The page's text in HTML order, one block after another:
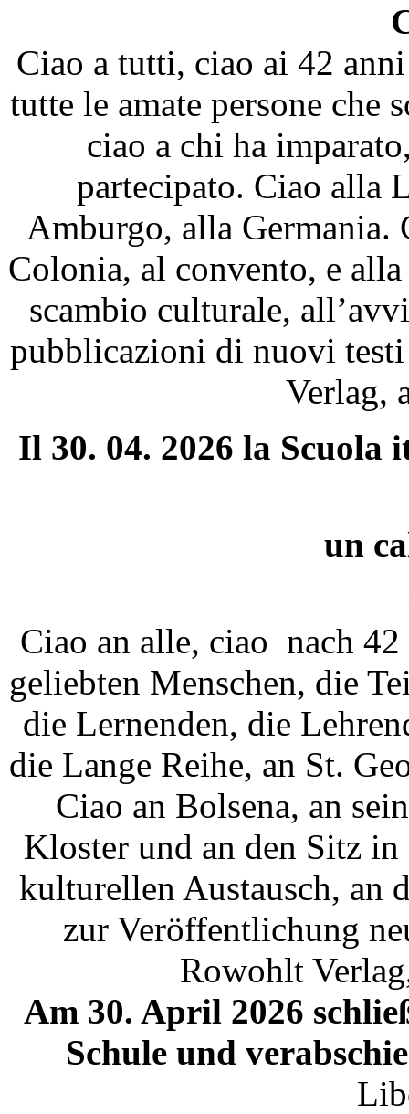
Ciao a tutti, ciao ai 42
tutte le amate persone che
ciao a chi ha
partecipato. Ciao alla
Amburgo, alla Germania.
Colonia, al convento, e
scambio culturale,
pubblicazioni di nuovi
Verlag,
Il 30. 04. 2026 la Scuola
un
Ciao an alle, ciao nach 42
geliebten Menschen, die
die Lernenden, die
die Lange Reihe, an St.
Ciao an Bolsena, an
Kloster und an den Sitz
kulturellen Austausch, an
zur Veröffentlichung
Rowohlt
Am 30. April 2026
Schule und